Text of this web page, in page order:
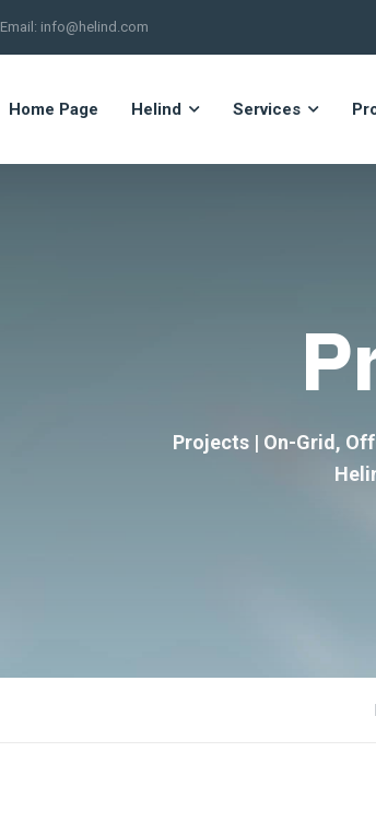
Email: info@helind.com
Home Page Helind Services
Projects | On-Grid,